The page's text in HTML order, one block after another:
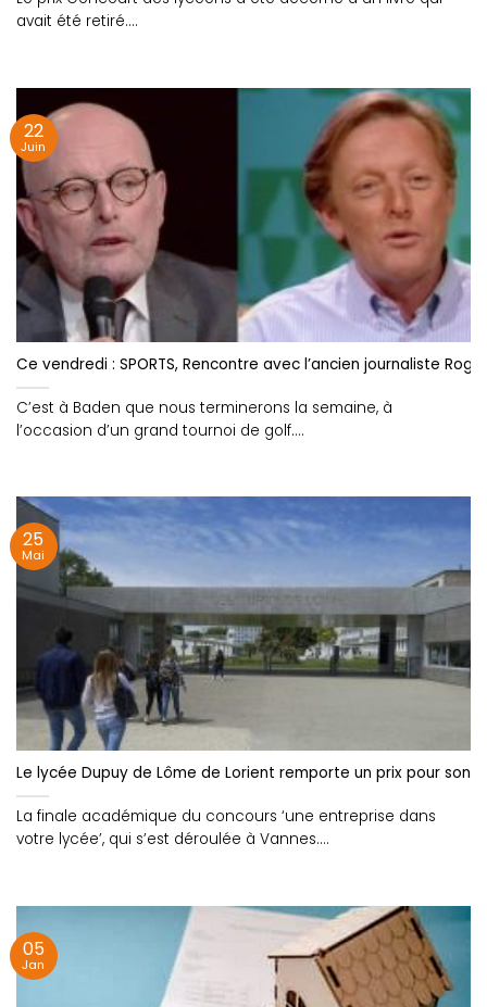
avait été retiré....
Ce vendredi : SPORTS, Rencontre avec l’ancien journaliste
C’est à Baden que nous terminerons la semaine, à
l’occasion d’un grand tournoi de golf....
22
Juin
Le lycée Dupuy de Lôme de Lorient remporte un prix pour son
La finale académique du concours ‘une entreprise dans
votre lycée’, qui s’est déroulée à Vannes....
25
Mai
05
Jan